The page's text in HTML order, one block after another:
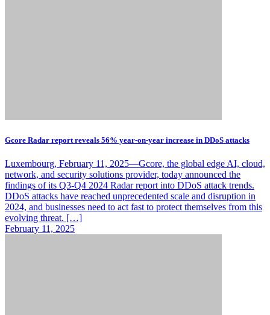
Gcore Radar report reveals 56% year-on-year increase in DDoS attacks
Luxembourg, February 11, 2025—Gcore, the global edge AI, cloud,
network, and security solutions provider, today announced the
findings of its Q3-Q4 2024 Radar report into DDoS attack trends.
DDoS attacks have reached unprecedented scale and disruption in
2024, and businesses need to act fast to protect themselves from this
evolving threat. […]
February 11, 2025